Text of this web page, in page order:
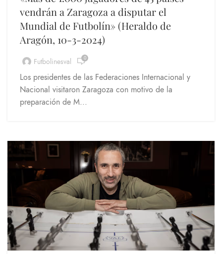
vendrán a Zaragoza a disputar el
Mundial de Futbolín» (Heraldo de
Aragón, 10-3-2024)
Futbolinesval 0
Los presidentes de las Federaciones Internacional y
Nacional visitaron Zaragoza con motivo de la
preparación de M...